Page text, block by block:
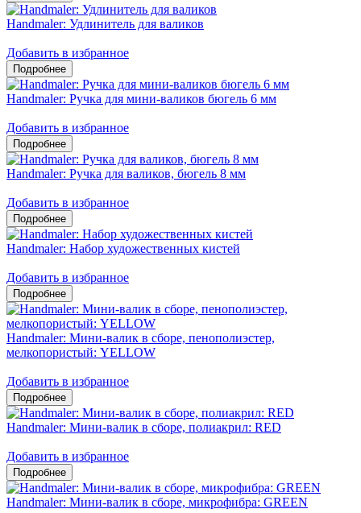
Handmaler: Удлинитель для валиков
Добавить в избранное
Handmaler: Ручка для мини-валиков бюгель 6 мм
Добавить в избранное
Handmaler: Ручка для валиков, бюгель 8 мм
Добавить в избранное
Handmaler: Набор художественных кистей
Добавить в избранное
Handmaler: Мини-валик в сборе, пенополиэстер,
мелкопористый: YELLOW
Добавить в избранное
Handmaler: Мини-валик в сборе, полиакрил: RED
Добавить в избранное
Handmaler: Мини-валик в сборе, микрофибра: GREEN